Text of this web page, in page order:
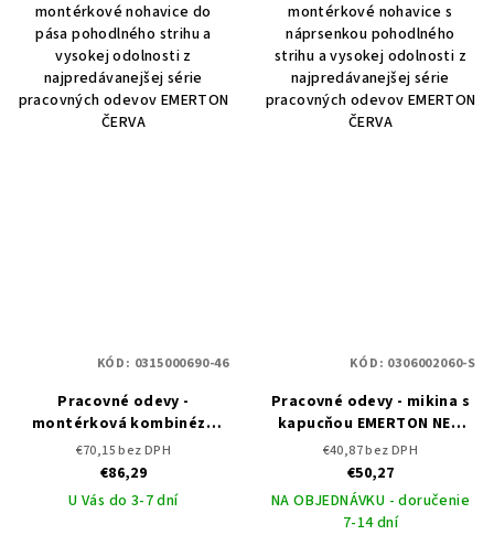
montérkové nohavice do
pása pohodlného strihu a
vysokej odolnosti z
najpredávanejšej série
pracovných odevov EMERTON
ČERVA
montérkové nohavice s
náprsenkou pohodlného
strihu a vysokej odolnosti z
najpredávanejšej série
pracovných odevov EMERTON
ČERVA
Pracovné odevy -
montérková kombinéza
EMERTON ČERVA
€70,15 bez DPH
€86,29
U Vás do 3-7 dní
KÓD: 0315000690-46
Pracovné odevy - mikina s
kapucňou EMERTON NEW
ČERVA
€40,87 bez DPH
€50,27
NA OBJEDNÁVKU - doručenie
7-14 dní
KÓD: 0306002060-S